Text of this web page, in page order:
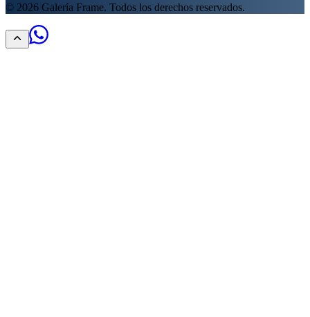
© 2026 Galería Frame. Todos los derechos reservados.